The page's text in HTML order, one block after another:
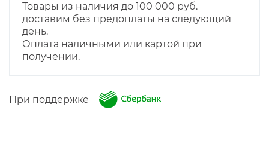
Товары из наличия до 100 000 руб.
доставим без предоплаты на следующий
день.
Оплата наличными или картой при
получении.
При поддержке